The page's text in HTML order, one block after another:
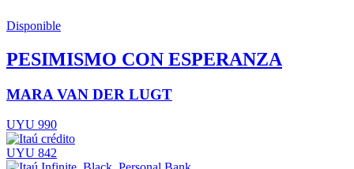
Disponible
PESIMISMO CON ESPERANZA
MARA VAN DER LUGT
UYU 990
UYU 842